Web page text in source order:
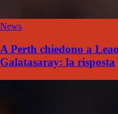
News
A Perth chiedono a
Galatasaray: la risposta